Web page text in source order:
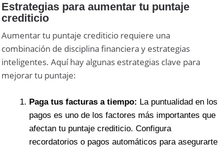
Estrategias para aumentar tu puntaje
crediticio
Aumentar tu puntaje crediticio requiere una
combinación de disciplina financiera y estrategias
inteligentes. Aquí hay algunas estrategias clave para
mejorar tu puntaje:
Paga tus facturas a tiempo: La puntualidad en los
pagos es uno de los factores más importantes que
afectan tu puntaje crediticio. Configura
recordatorios o pagos automáticos para asegurarte